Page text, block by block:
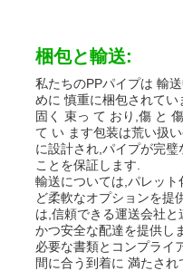
梱包と輸送:
私たちのPPパイプは 輸
めに 慎重に梱包されて
固く 束っ て おり,傷 と
て い ます包装は荒い扱
に設計され,パイプが完
ことを保証します.
輸送については,パレッ
ど柔軟なオプションを提
は,信頼できる運送会社
かつ安全な配達を提供し
必要な書類とコンプライ
間に合う到着に 満たさ